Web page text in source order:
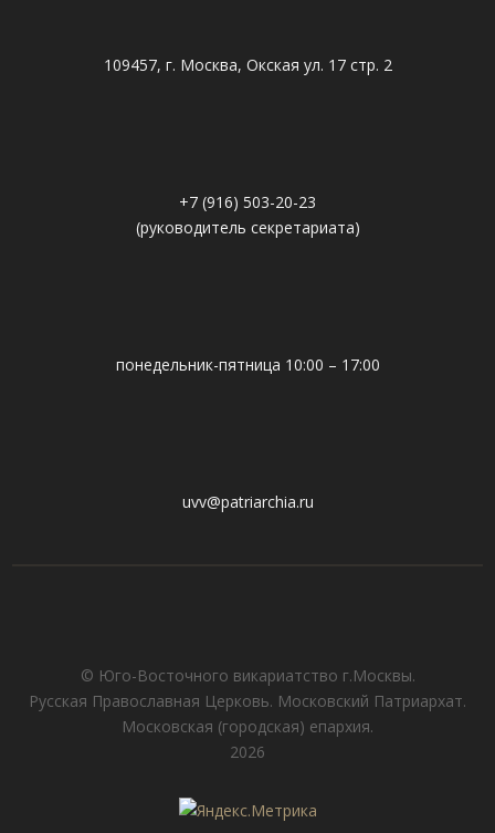
109457, г. Москва, Окская ул. 17 стр. 2
+7 (916) 503-20-23
(руководитель секретариата)
понедельник-пятница 10:00 – 17:00
uvv@patriarchia.ru
© Юго-Восточного викариатствo г.Москвы.
Русская Православная Церковь. Московский Патриархат.
Московская (городская) епархия.
2026